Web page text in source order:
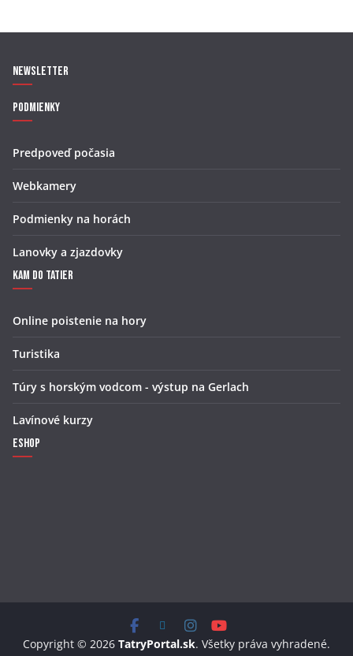
Newsletter
Podmienky
Predpoveď počasia
Webkamery
Podmienky na horách
Lanovky a zjazdovky
Kam do Tatier
Online poistenie na hory
Turistika
Túry s horským vodcom - výstup na Gerlach
Lavínové kurzy
Eshop
Copyright © 2026 TatryPortal.sk. Všetky práva vyhradené.